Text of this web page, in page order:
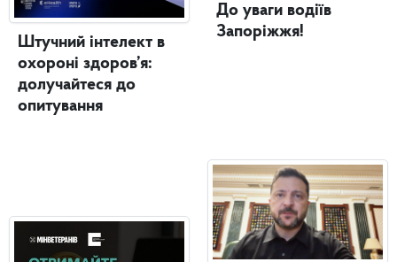
Штучний інтелект в
охороні здоров’я:
долучайтеся до
опитування
До уваги водіїв
Запоріжжя!